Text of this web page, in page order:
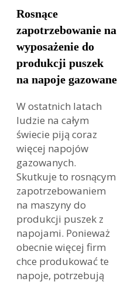
Rosnące
zapotrzebowanie na
wyposażenie do
produkcji puszek
na napoje gazowane
W ostatnich latach
ludzie na całym
świecie piją coraz
więcej napojów
gazowanych.
Skutkuje to rosnącym
zapotrzebowaniem
na maszyny do
produkcji puszek z
napojami. Ponieważ
obecnie więcej firm
chce produkować te
napoje, potrzebują